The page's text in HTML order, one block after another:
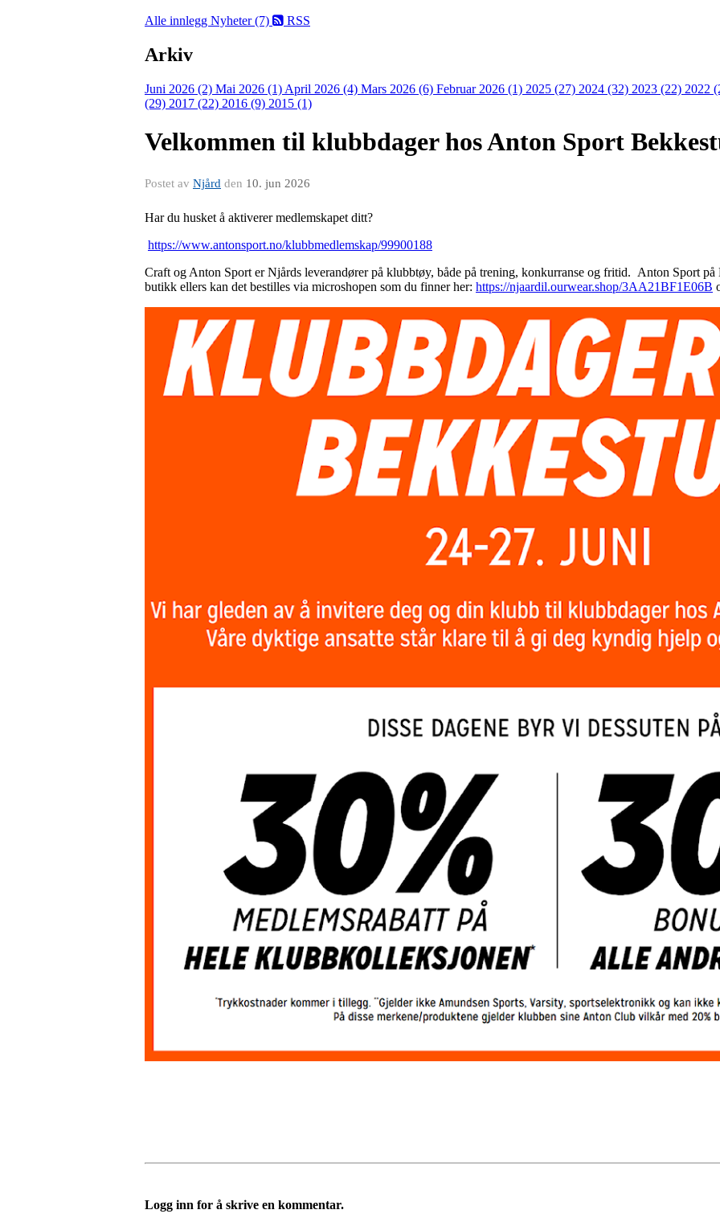
Alle innlegg Nyheter (7) RSS
Arkiv
Juni 2026 (2) Mai 2026 (1) April 2026 (4) Mars 2026 (6) Februar 2026 (1) 2025 (27) 2024 (32) 2023 (22) 2022
(29) 2017 (22) 2016 (9) 2015 (1)
Velkommen til klubbdager hos Anton Sport
Postet av Njård den 10. jun 2026
Har du husket å aktiverer medlemskapet ditt?
https://www.antonsport.no/klubbmedlemskap/99900188
Craft og Anton Sport er Njårds leverandører på klubbtøy, både på trening, konkurranse og fritid. Anton Sport på
butikk ellers kan det bestilles via microshopen som du finner her: https://njaardil.ourwear.shop/3AA21BF1E06B
Logg inn for å skrive en kommentar.